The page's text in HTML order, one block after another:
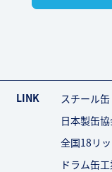
LINK
スチール
日本製缶
全国18リ
ドラム缶